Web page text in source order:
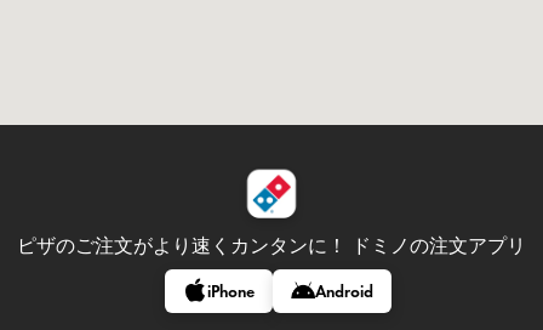
ピザのご注文がより速くカンタンに！ ドミノの注文アプリ
iPhone Android